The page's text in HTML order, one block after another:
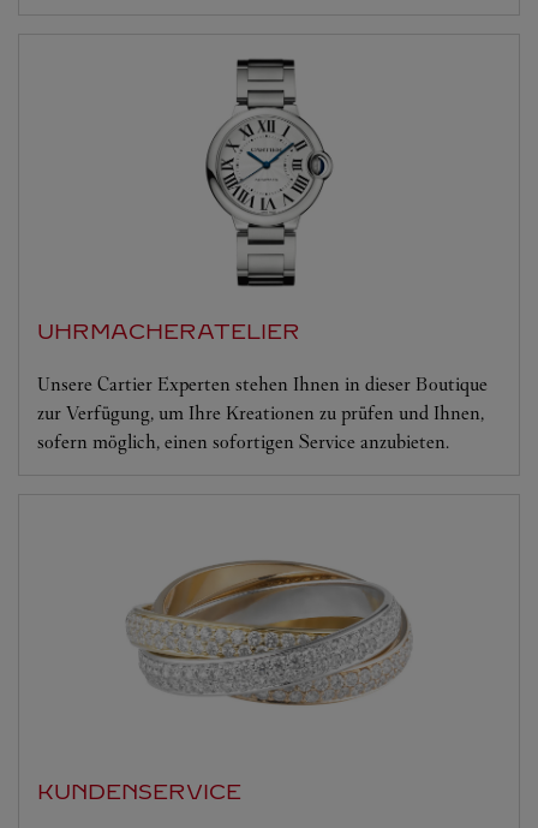
UHRMACHERATELIER
Unsere Cartier Experten stehen Ihnen in dieser Boutique
zur Verfügung, um Ihre Kreationen zu prüfen und Ihnen,
sofern möglich, einen sofortigen Service anzubieten.
KUNDENSERVICE